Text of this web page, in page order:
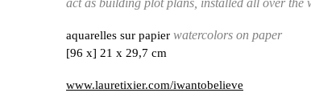
act as building plot plans, installed all over the
aquarelles sur papier watercolors on paper
[96 x] 21 x 29,7 cm
www.lauretixier.com/iwantobelieve